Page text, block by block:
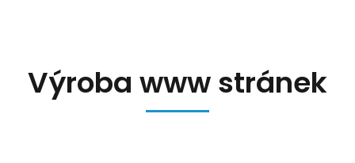
Výroba www stránek